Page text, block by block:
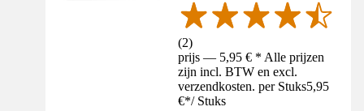
(2)
prijs — 5,95 € * Alle prijzen
zijn incl. BTW en excl.
verzendkosten. per Stuks5,95
€*/ Stuks